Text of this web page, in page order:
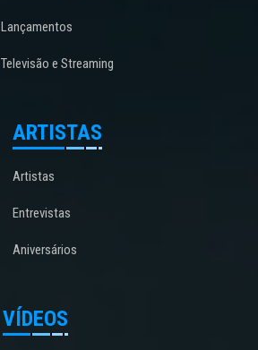
Lançamentos
Televisão e Streaming
ARTISTAS
Artistas
Entrevistas
Aniversários
VÍDEOS